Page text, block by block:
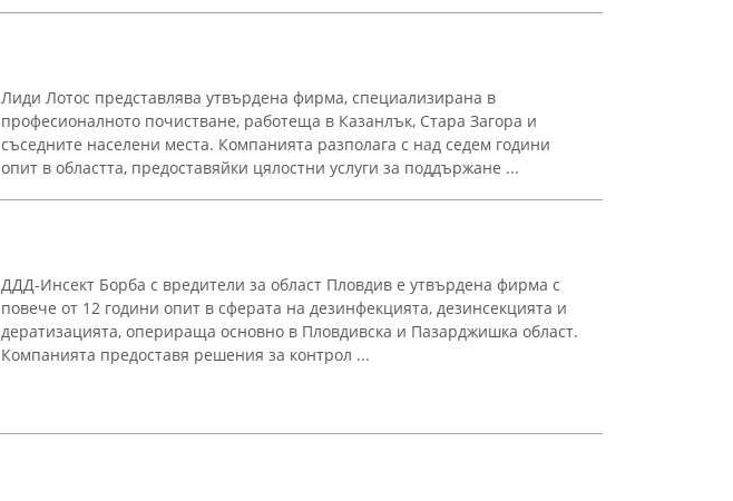
Лиди Лотос представлява утвърдена фирма, специализирана в
професионалното почистване, работеща в Казанлък, Стара Загора и
съседните населени места. Компанията разполага с над седем години
опит в областта, предоставяйки цялостни услуги за поддържане ...
ДДД-Инсект Борба с вредители за област Пловдив е утвърдена фирма с
повече от 12 години опит в сферата на дезинфекцията, дезинсекцията и
дератизацията, оперираща основно в Пловдивска и Пазарджишка област.
Компанията предоставя решения за контрол ...